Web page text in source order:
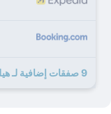
9 صفقات إضافية لـ هيلتوب موتل